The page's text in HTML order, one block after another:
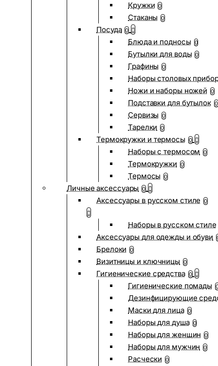
Кружки 0
Стаканы 0
Посуда 0
Блюда и подносы 0
Бутылки для воды 0
Графины 0
Наборы столовых
Ножи и наборы ножей 0
Подставки для бутылок 0
Сервизы 0
Тарелки 0
Термокружки и термосы 0
Наборы с термосом 0
Термокружки 0
Термосы 0
Личные аксессуары 0
Аксессуары в русском стиле 0
Наборы в русском стиле
Аксессуары для одежды и обуви
Брелоки 0
Визитницы и ключницы 0
Гигиенические средства 0
Гигиенические помады
Дезинфицирующие
Маски для лица 0
Наборы для душа 0
Наборы для женщин 0
Наборы для мужчин 0
Расчески 0